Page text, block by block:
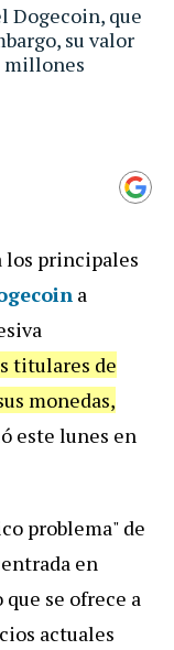
Dogecoin, que
su valor
millones
los principales
a
titulares de
monedas,
este lunes en
problema" de
en
que se ofrece a
actuales